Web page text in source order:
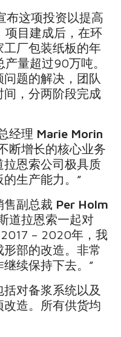
布这项投资以提高
项目建成后，在环
厂包装纸板的年
量超过90万吨。
题的解决，团队
间，分两阶段完成
经理 Marie Morin
断增长的核心业务
恩索公司极具质
生产能力。”
售副总裁 Per Holm
道拉恩索一起对
– 2020年，我
部的改造。非常
续保持下去。”
对备浆系统以及
造。所有供货均